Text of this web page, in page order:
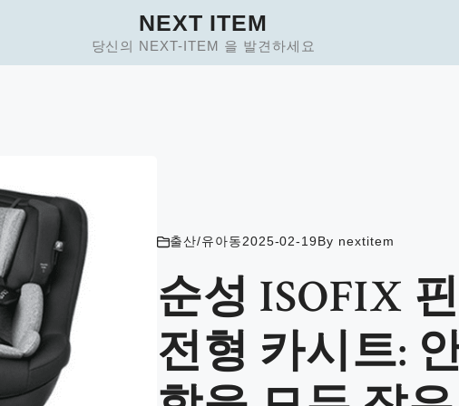
NEXT ITEM
당신의 NEXT-ITEM 을 발견하세요
출산/유아동2025-02-19By nextitem
순성 ISOFIX
전형 카시트: